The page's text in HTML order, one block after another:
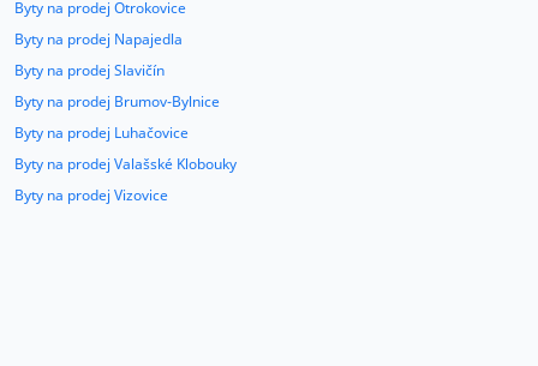
Kontakt
Byty na prodej Otrokovice
Byty na prodej Napajedla
Byty na prodej Slavičín
Byty na prodej Brumov-Bylnice
Byty na prodej Luhačovice
Byty na prodej Valašské Klobouky
Byty na prodej Vizovice